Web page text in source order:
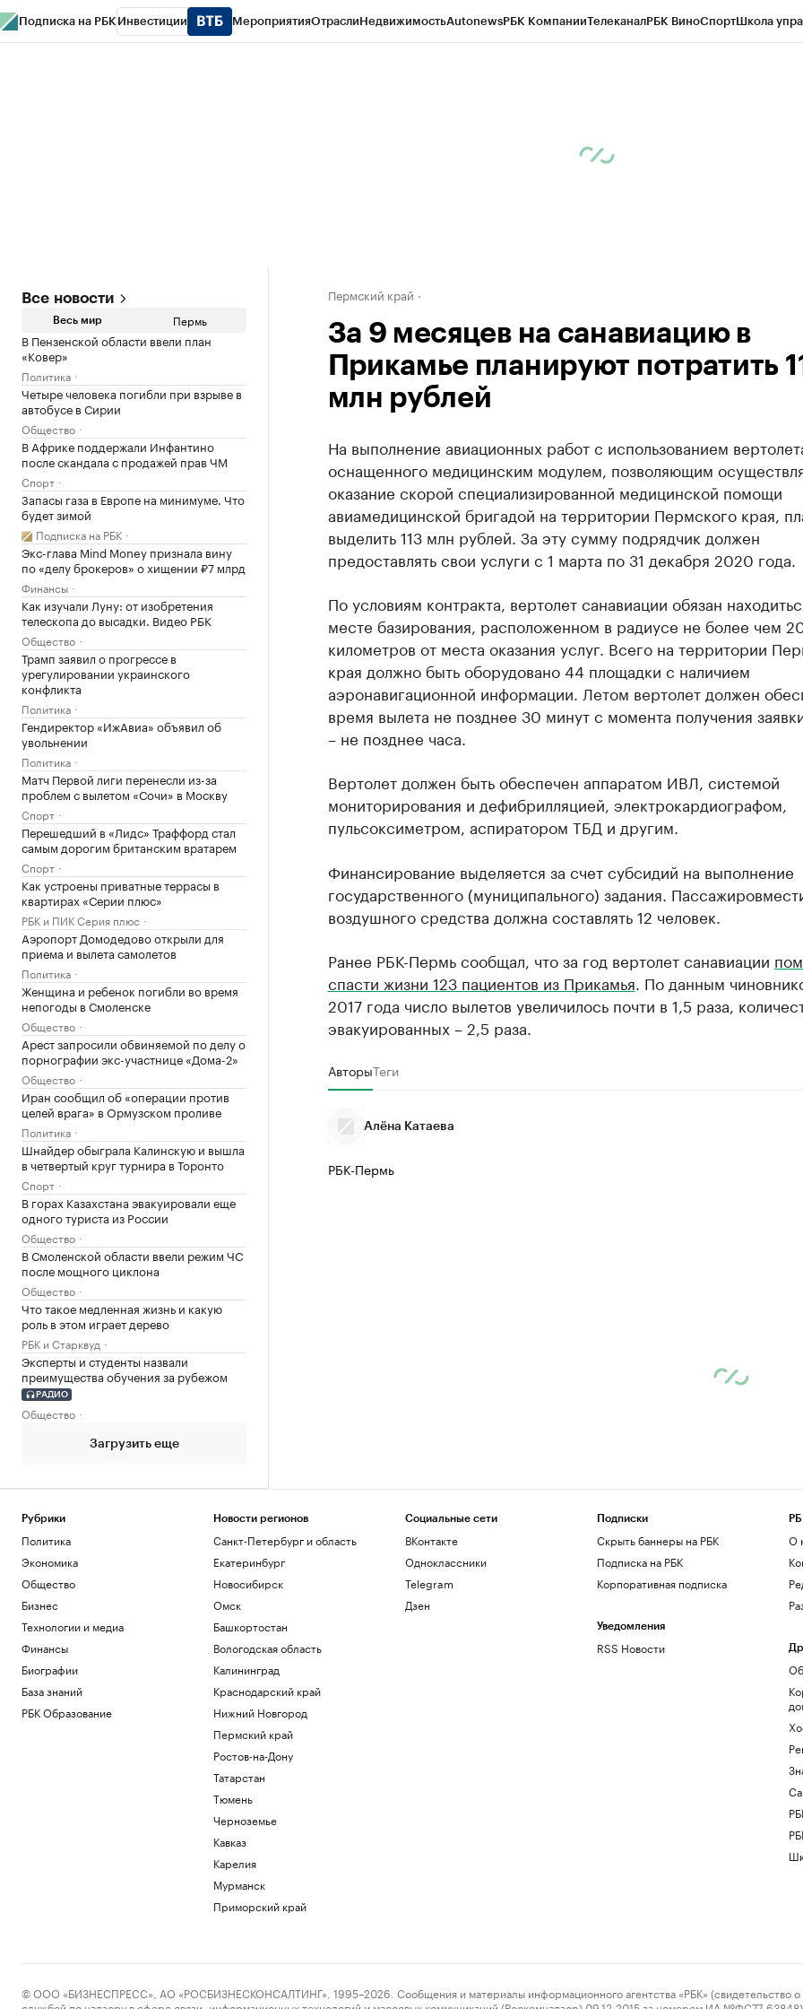
Подписка на РБК Инвестиции МероприятияОтраслиНедвижимостьAutonewsРБК КомпанииТелеканалРБК ВиноСпортШкола
Все новости
Весь мир Пермь
В Пензенской области ввели план
«Ковер»
Политика
Четыре человека погибли при взрыве в
автобусе в Сирии
Общество
В Африке поддержали Инфантино
после скандала с продажей прав ЧМ
Спорт
Запасы газа в Европе на минимуме. Что
будет зимой
Подписка на РБК
Экс-глава Mind Money признала вину
по «делу брокеров» о хищении ₽7 млрд
Финансы
Как изучали Луну: от изобретения
телескопа до высадки. Видео РБК
Общество
Трамп заявил о прогрессе в
урегулировании украинского
конфликта
Политика
Гендиректор «ИжАвиа» объявил об
увольнении
Политика
Матч Первой лиги перенесли из-за
проблем с вылетом «Сочи» в Москву
Спорт
Перешедший в «Лидс» Траффорд стал
самым дорогим британским вратарем
Спорт
Как устроены приватные террасы в
квартирах «Серии плюс»
РБК и ПИК Серия плюс
Аэропорт Домодедово открыли для
приема и вылета самолетов
Политика
Женщина и ребенок погибли во время
непогоды в Смоленске
Общество
Арест запросили обвиняемой по делу о
порнографии экс-участнице «Дома-2»
Общество
Иран сообщил об «операции против
целей врага» в Ормузском проливе
Политика
Шнайдер обыграла Калинскую и вышла
в четвертый круг турнира в Торонто
Спорт
В горах Казахстана эвакуировали еще
одного туриста из России
Общество
В Смоленской области ввели режим ЧС
после мощного циклона
Общество
Что такое медленная жизнь и какую
роль в этом играет дерево
РБК и Старквуд
Эксперты и студенты назвали
преимущества обучения за рубежом
РАДИО
Общество
Загрузить еще
Пермский край
За 9 месяцев на санавиацию в
Прикамье планируют потратить
млн рублей
На выполнение авиационных работ с использованием
оснащенного медицинским модулем, позволяющим
оказание скорой специализированной медицинской помощи
авиамедицинской бригадой на территории Пермского края,
выделить 113 млн рублей. За эту сумму подрядчик должен
предоставлять свои услуги с 1 марта по 31 декабря 2020 года.
По условиям контракта, вертолет санавиации обязан
месте базирования, расположенном в радиусе не более чем
километров от места оказания услуг. Всего на территории
края должно быть оборудовано 44 площадки с наличием
аэронавигационной информации. Летом вертолет должен
время вылета не позднее 30 минут с момента получения
– не позднее часа.
Вертолет должен быть обеспечен аппаратом ИВЛ, системой
мониторирования и дефибрилляцией, электрокардиографом,
пульсоксиметром, аспиратором ТБД и другим.
Финансирование выделяется за счет субсидий на выполнение
государственного (муниципального) задания.
воздушного средства должна составлять 12 человек.
Ранее РБК-Пермь сообщал, что за год вертолет санавиации
спасти жизни 123 пациентов из Прикамья . По данным
2017 года число вылетов увеличилось почти в 1,5 раза,
эвакуированных – 2,5 раза.
АвторыТеги
Алёна Катаева
РБК-Пермь
Рубрики
Политика
Экономика
Общество
Бизнес
Технологии и медиа
Финансы
Биографии
База знаний
РБК Образование
Новости регионов
Санкт-Петербург и область
Екатеринбург
Новосибирск
Омск
Башкортостан
Вологодская область
Калининград
Краснодарский край
Нижний Новгород
Пермский край
Ростов-на-Дону
Татарстан
Тюмень
Черноземье
Кавказ
Карелия
Мурманск
Приморский край
Социальные сети
ВКонтакте
Одноклассники
Telegram
Дзен
Подписки
Скрыть баннеры на РБК
Подписка на РБК
Корпоративная подписка
Уведомления
RSS Новости
О
© ООО «БИЗНЕСПРЕСС», АО «РОСБИЗНЕСКОНСАЛТИНГ», 1995–2026. Сообщения и материалы информационного агентства «РБК» (свидетельство о